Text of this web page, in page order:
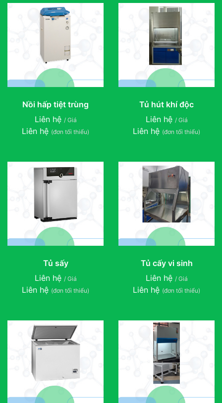
Nồi hấp tiệt trùng
Liên hệ / Giá
Liên hệ (đơn tối thiểu)
Tủ hút khí độc
Liên hệ / Giá
Liên hệ (đơn tối thiểu)
Tủ sấy
Liên hệ / Giá
Liên hệ (đơn tối thiểu)
Tủ cấy vi sinh
Liên hệ / Giá
Liên hệ (đơn tối thiểu)